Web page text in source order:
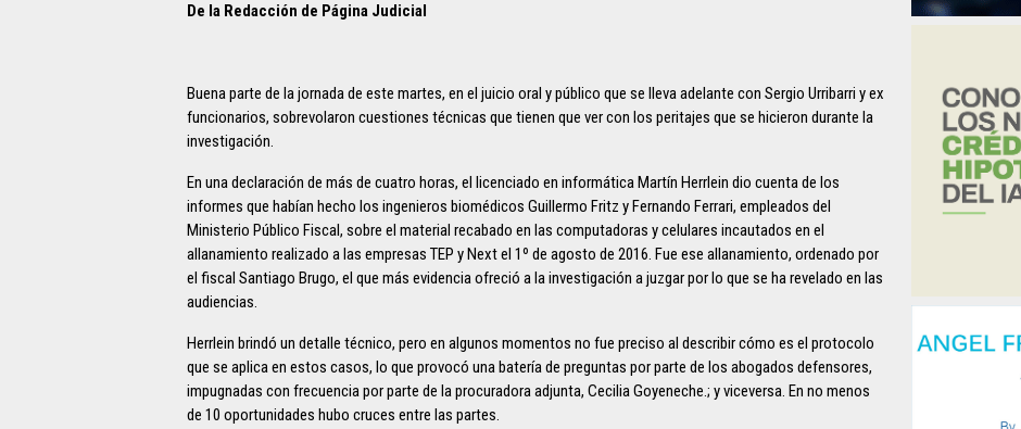
De la Redacción de Página Judicial
Buena parte de la jornada de este martes, en el juicio oral y público que se lleva adelante con Sergio Urribarri y ex
funcionarios, sobrevolaron cuestiones técnicas que tienen que ver con los peritajes que se hicieron durante la
investigación.
En una declaración de más de cuatro horas, el licenciado en informática Martín Herrlein dio cuenta de los
informes que habían hecho los ingenieros biomédicos Guillermo Fritz y Fernando Ferrari, empleados del
Ministerio Público Fiscal, sobre el material recabado en las computadoras y celulares incautados en el
allanamiento realizado a las empresas TEP y Next el 1º de agosto de 2016. Fue ese allanamiento, ordenado por
el fiscal Santiago Brugo, el que más evidencia ofreció a la investigación a juzgar por lo que se ha revelado en las
audiencias.
Herrlein brindó un detalle técnico, pero en algunos momentos no fue preciso al describir cómo es el protocolo
que se aplica en estos casos, lo que provocó una batería de preguntas por parte de los abogados defensores,
impugnadas con frecuencia por parte de la procuradora adjunta, Cecilia Goyeneche.; y viceversa. En no menos
de 10 oportunidades hubo cruces entre las partes.